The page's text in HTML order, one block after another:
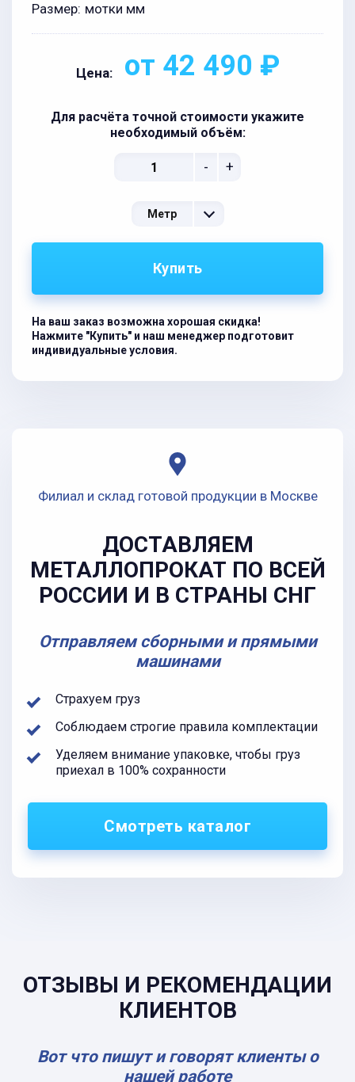
Размер: мотки мм
Цена: от 42 490 ₽
Для расчёта точной стоимости укажите
необходимый объём:
- +
Метр
Купить
На ваш заказ возможна хорошая скидка!
Нажмите "Купить" и наш менеджер подготовит
индивидуальные условия.
Филиал и склад готовой продукции в Москве
ДОСТАВЛЯЕМ
МЕТАЛЛОПРОКАТ ПО ВСЕЙ
РОССИИ И В СТРАНЫ СНГ
Отправляем сборными и прямыми
машинами
Страхуем груз
Соблюдаем строгие правила комплектации
Уделяем внимание упаковке, чтобы груз
приехал в 100% сохранности
Смотреть каталог
ОТЗЫВЫ И РЕКОМЕНДАЦИИ
КЛИЕНТОВ
Вот что пишут и говорят клиенты о
нашей работе